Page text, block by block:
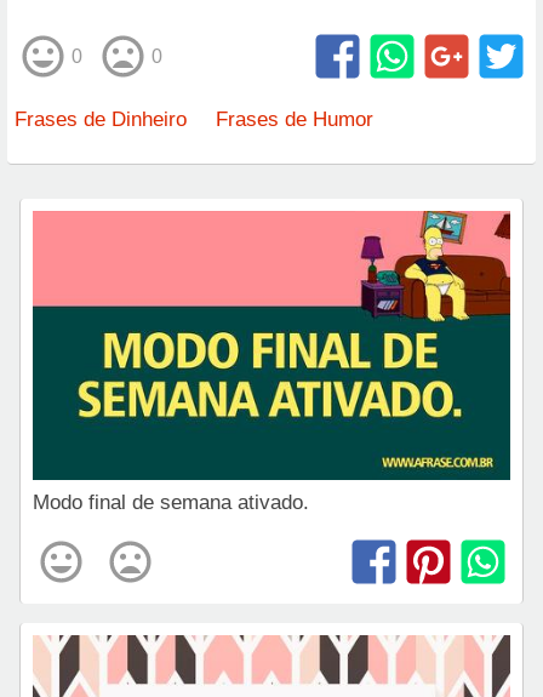
0 0
Frases de Dinheiro Frases de Humor
Modo final de semana ativado.